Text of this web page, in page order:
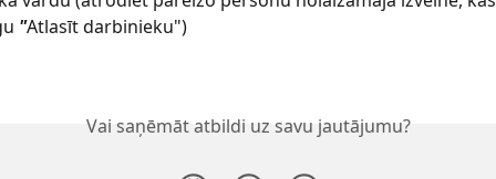
"Atlasīt darbinieku")
Vai saņēmāt atbildi uz savu jautājumu?